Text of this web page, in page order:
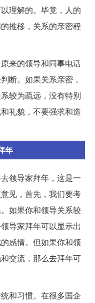
理解的。毕竟，人的
推移，关系的亲密程
来的领导和同事电话
断。如果关系亲密，
较为疏远，没有特别
礼貌，不要强求和造
年
领导家拜年，这是一
见，首先，我们要考
如果你和领导关系较
导家拜年可以显示出
感情。但如果你和领
交流，那么去拜年可
和习惯。在很多国企